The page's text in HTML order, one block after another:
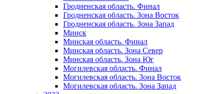
Гродненская область. Финал
Гродненская область. Зона Восток
Гродненская область. Зона Запад
Минск
Минская область. Финал
Минская область. Зона Север
Минская область. Зона Юг
Могилевская область. Финал
Могилевская область. Зона Восток
Могилевская область. Зона Запад